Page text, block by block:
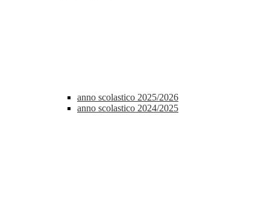
anno scolastico 2025/2026
anno scolastico 2024/2025